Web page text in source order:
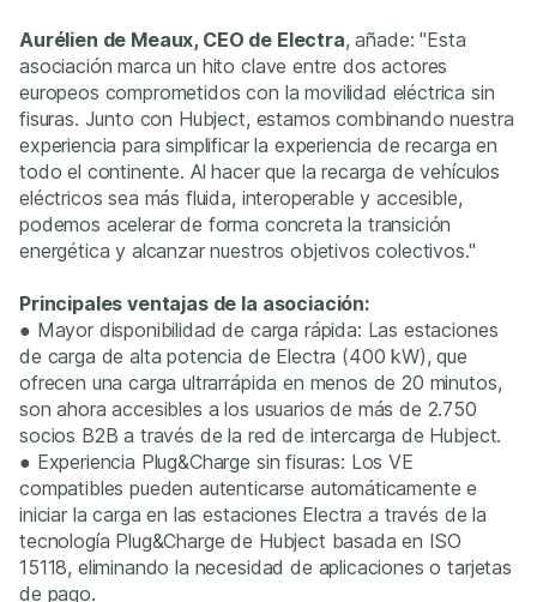
Aurélien de Meaux, CEO de Electra, añade: "Esta
asociación marca un hito clave entre dos actores
europeos comprometidos con la movilidad eléctrica sin
fisuras. Junto con Hubject, estamos combinando nuestra
experiencia para simplificar la experiencia de recarga en
todo el continente. Al hacer que la recarga de vehículos
eléctricos sea más fluida, interoperable y accesible,
podemos acelerar de forma concreta la transición
energética y alcanzar nuestros objetivos colectivos."
Principales ventajas de la asociación:
● Mayor disponibilidad de carga rápida: Las estaciones
de carga de alta potencia de Electra (400 kW), que
ofrecen una carga ultrarrápida en menos de 20 minutos,
son ahora accesibles a los usuarios de más de 2.750
socios B2B a través de la red de intercarga de Hubject.
● Experiencia Plug&Charge sin fisuras: Los VE
compatibles pueden autenticarse automáticamente e
iniciar la carga en las estaciones Electra a través de la
tecnología Plug&Charge de Hubject basada en ISO
15118, eliminando la necesidad de aplicaciones o tarjetas
de pago.